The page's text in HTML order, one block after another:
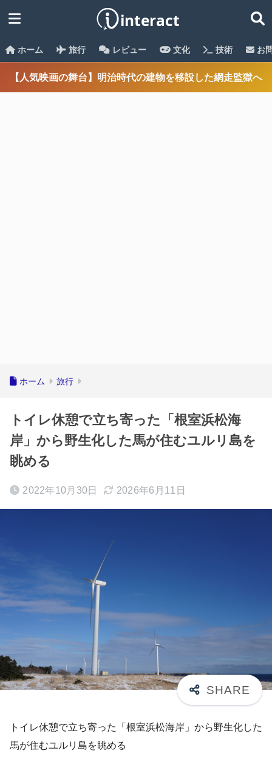
ホーム 旅行 レビュー 文化 技術 お
【人気映画の舞台】明治時代の建物を移設した網走監獄へ
ホーム 旅行
トイレ休憩で立ち寄った「根室浜松海
岸」から野生化した馬が住むユルリ島を
眺める
2022年10月30日 2026年6月11日
トイレ休憩で立ち寄った「根室浜松海岸」から野生化した
馬が住むユルリ島を眺める